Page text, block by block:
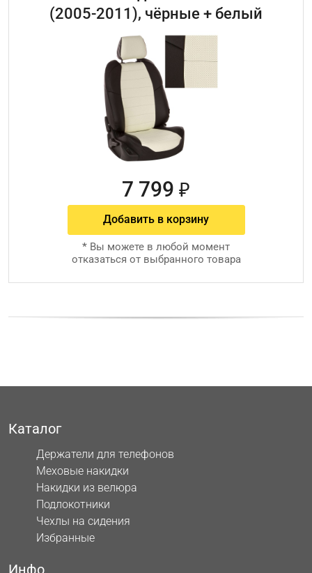
(2005-2011), чёрные + белый
7 799 ₽
Добавить в корзину
* Вы можете в любой момент
отказаться от выбранного товара
Каталог
Держатели для телефонов
Меховые накидки
Накидки из велюра
Подлокотники
Чехлы на сидения
Избранные
Инфо